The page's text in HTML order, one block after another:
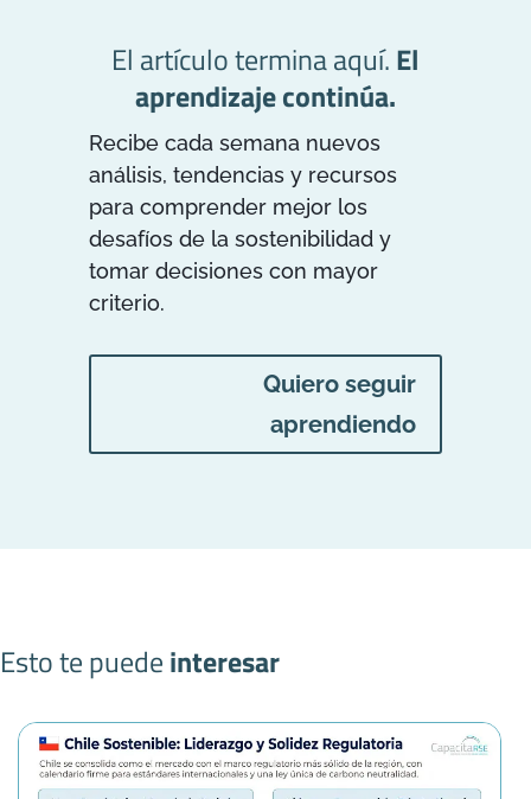
El artículo termina aquí.El
aprendizaje continúa.
Recibe cada semana nuevos
análisis, tendencias y recursos
para comprender mejor los
desafíos de la sostenibilidad y
tomar decisiones con mayor
criterio.
Quiero seguir
aprendiendo
Esto te puedeinteresar